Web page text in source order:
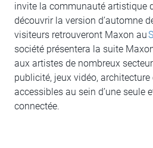
invite la communauté artistique
découvrir la version d’automne
visiteurs retrouveront Maxon au
société présentera la suite
aux artistes de nombreux
publicité, jeux vidéo,
accessibles au sein d’une seule
connectée.